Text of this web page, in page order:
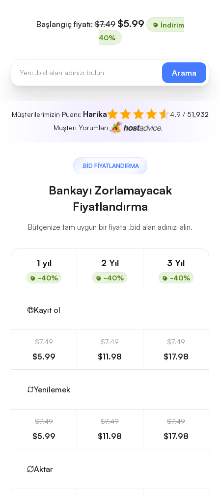
Başlangıç fiyatı:$7.49 $5.99
İndirim
40%
Arama
Müşterilerimizin Puanı: Harika 4.9 / 51,932
Müşteri Yorumları
.BID FIYATLANDIRMA
Bankayı Zorlamayacak
Fiyatlandırma
Bütçenize tam uygun bir fiyata .bid alan adınızı alın.
1 yıl
-40%
2 Yıl
-40%
3 Yıl
-40%
Kayıt ol
$7.49
$5.99
$7.49
$11.98
$7.49
$17.98
Yenilemek
$7.49
$5.99
$7.49
$11.98
$7.49
$17.98
Aktar